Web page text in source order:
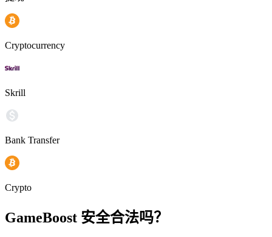
Cryptocurrency
Skrill
Bank Transfer
Crypto
GameBoost 安全合法吗？